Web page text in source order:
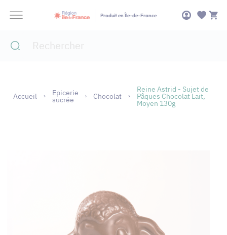
Produit en Île-de-France
Accueil Epicerie
sucrée Chocolat
Reine Astrid - Sujet de
Pâques Chocolat Lait,
Moyen 130g